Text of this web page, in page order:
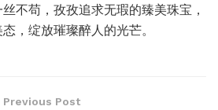
不苟，孜孜追求无瑕的臻美珠宝，
，绽放璀璨醉人的光芒。
Previous Post